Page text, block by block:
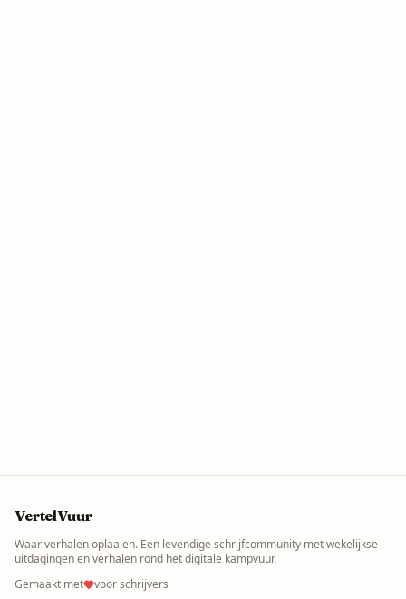
VertelVuur
Waar verhalen oplaaien. Een levendige schrijfcommunity met wekelijkse
uitdagingen en verhalen rond het digitale kampvuur.
Gemaakt met
voor schrijvers